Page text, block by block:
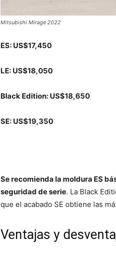
Mitsubishi Mirage 2022
ES: US$17,450
LE: US$18,050
Black Edition: US$18,650
SE: US$19,350
Se recomienda la moldura ES
seguridad de serie. La Black
que el acabado SE obtiene las
Ventajas y